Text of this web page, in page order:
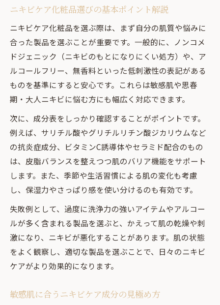
ニキビケア初心者が押さえるべき化粧品の
選び方
クリームや化粧水で実感できるニキビケア
術
高校生におすすめのニキビケアスキンケア
方法
ファンデーション選びで変わるニキビケア
体験
毎日の習慣が変わるニキビケアの基礎と工夫
ニキビケアを続けるための毎日習慣の作り
方
化粧品選びと生活習慣が肌質改善の鍵に
よう
スキンケアとメイクの両立によるニキビケ
クリームや化粧水で差がつく基礎ケアのコ
思春期や大人にも合うニキビケア対策法
ニキビケア化粧品選びの基本ポイント解説
ニキビケア化粧品を選ぶ際は、まず自分の肌質や悩みに
合った製品を選ぶことが重要です。一般的に、ノンコメ
ドジェニック（ニキビのもとになりにくい処方）や、ア
ルコールフリー、無香料といった低刺激性の表記がある
ものを基準にすると安心です。これらは敏感肌や思春
期・大人ニキビに悩む方にも幅広く対応できます。
次に、成分表をしっかり確認することがポイントです。
例えば、サリチル酸やグリチルリチン酸ジカリウムなど
の抗炎症成分、ビタミンC誘導体やセラミド配合のもの
は、皮脂バランスを整えつつ肌のバリア機能をサポート
します。また、季節や生活習慣による肌の変化も考慮
し、保湿力やさっぱり感を使い分けるのも有効です。
失敗例として、過度に洗浄力の強いアイテムやアルコー
ルが多く含まれる製品を選ぶと、かえって肌の乾燥や刺
激になり、ニキビが悪化することがあります。肌の状態
をよく観察し、適切な製品を選ぶことで、日々のニキビ
ケアがより効果的になります。
敏感肌に合うニキビケア成分の見極め方